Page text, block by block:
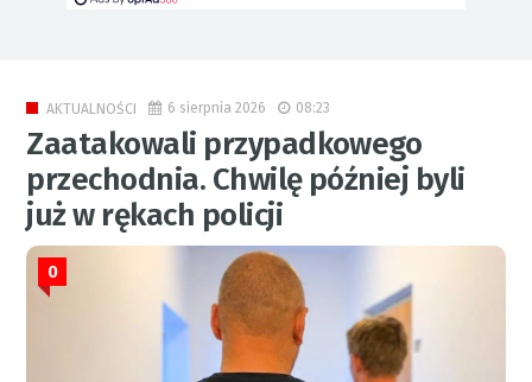
AKTUALNOŚCI 6 sierpnia 2026 08:23
Zaatakowali przypadkowego
przechodnia. Chwilę później byli
już w rękach policji
0